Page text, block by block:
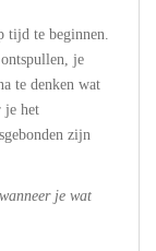
tijd te beginnen.
je
te denken wat
je het
zijn
je wat